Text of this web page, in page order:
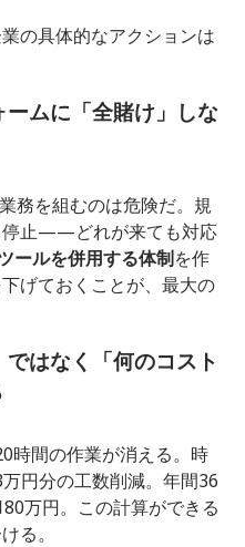
の具体的なアクションは
ムに「全賭け」しな
務を組むのは危険だ。規
停止——どれが来ても対応
ールを併用する体制を作
げておくことが、最大の
はなく「何のコスト
時間の作業が消える。時
円分の工数削減。年間36
万円。この計算ができる
る。